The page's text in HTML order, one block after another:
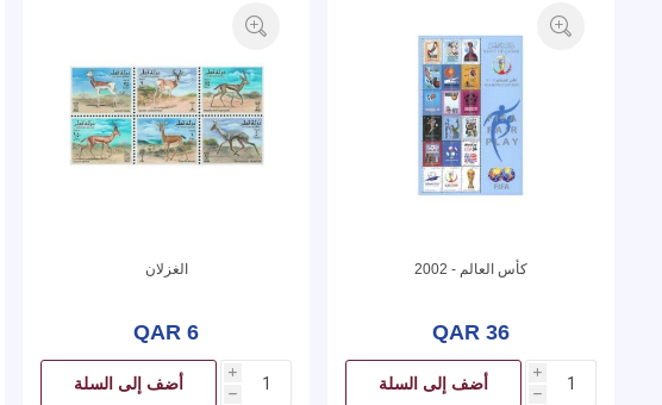
كأس العالم - 2002
QAR 36
i
h
أضف إلى السلة
الغزلان
QAR 6
i
h
أضف إلى السلة